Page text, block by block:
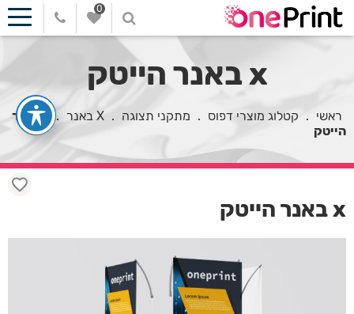
0
x באנר הייטק
ראשי . קטלוג מוצרי דפוס . מתקני תצוגה . X באנר .
x באנר
הייטק
x באנר הייטק